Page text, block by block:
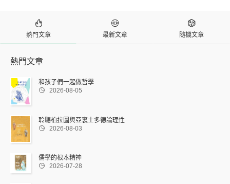

熱門文章

最新文章

隨機文章
熱門文章
和孩子們一起做哲學
 2026-08-05
聆聽柏拉圖與亞裏士多德論理性
 2026-08-03
儒學的根本精神
 2026-07-28